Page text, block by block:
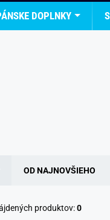
DOPLNKY
OD NAJNOVŠIEHO
produktov:0